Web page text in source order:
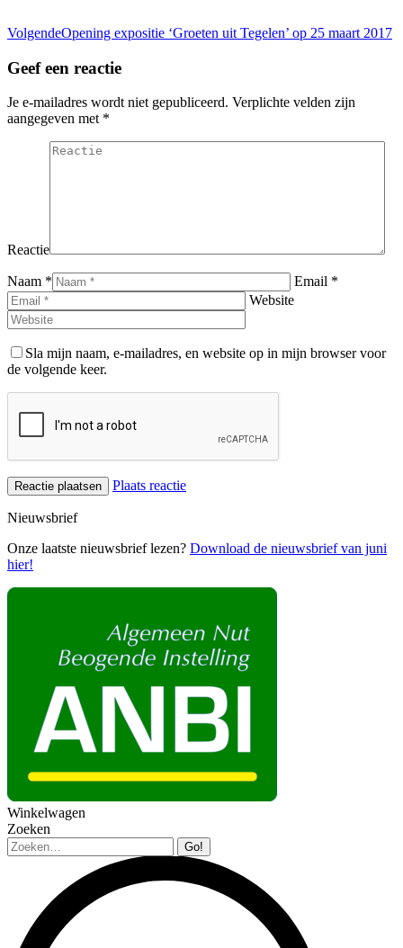
VolgendeVolgend
Opening expositie ‘Groeten uit Tegelen’ op 25 maart 2017
Geef een reactie
Je e-mailadres wordt niet gepubliceerd. Verplichte velden zijn
aangegeven met *
Reactie
Naam *
Email *
Website
Sla mijn naam, e-mailadres, en website op in mijn browser voor
de volgende keer.
Plaats reactie
Nieuwsbrief
Onze laatste nieuwsbrief lezen? Download de nieuwsbrief van juni
hier!
Winkelwagen
Zoeken
Zoeken: